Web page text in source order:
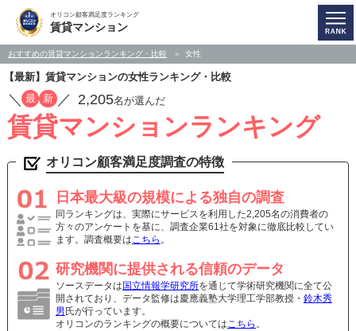
オリコン顧客満足度ランキング
賃貸マンション
おすすめの賃貸マンションランキング・比較 女性
【最新】賃貸マンションの女性ランキング・比較
／ 最 新 ／ 2,205名が選んだ
賃貸マンションランキング
オリコン顧客満足度調査の特徴
日本最大級の規模による独自の調査
同ランキングは、実際にサービスを利用した2,205名の消費者の
方々のアンケートを基に、調査企業61社を対象に徹底比較してい
ます。調査概要はこちら 。
研究機関に提供される信頼のデータ
ソースデータは 国立情報学研究所を通じて学術研究機関に全て公
開されており、データ監修は慶應義塾大学理工学部教授・ 鈴木秀
男 氏が行っています。
オリコンのランキングの概要についてはこちら 。